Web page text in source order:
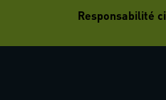
Responsabilité